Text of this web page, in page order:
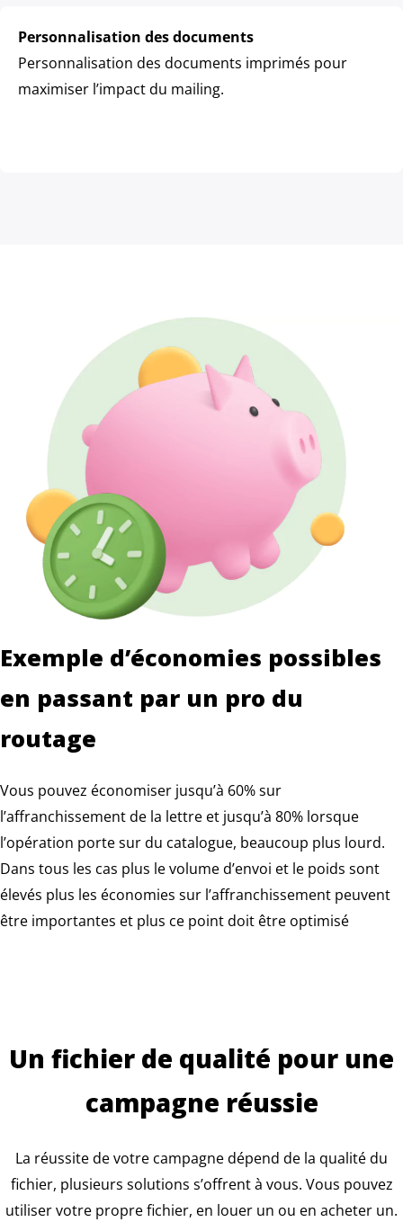
Personnalisation des documents
Personnalisation des documents imprimés pour
maximiser l’impact du mailing.
Exemple d’économies possibles
en passant par un pro du
routage
Vous pouvez économiser jusqu’à 60% sur
l’affranchissement de la lettre et jusqu’à 80% lorsque
l’opération porte sur du catalogue, beaucoup plus lourd.
Dans tous les cas plus le volume d’envoi et le poids sont
élevés plus les économies sur l’affranchissement peuvent
être importantes et plus ce point doit être optimisé
Un fichier de qualité pour une
campagne réussie
La réussite de votre campagne dépend de la qualité du
fichier, plusieurs solutions s’offrent à vous. Vous pouvez
utiliser votre propre fichier, en louer un ou en acheter un.